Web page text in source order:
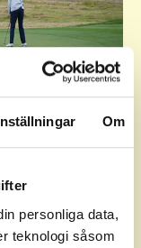
Om
personliga data,
teknologi såsom
Division
nivåer:
och elit.
och World